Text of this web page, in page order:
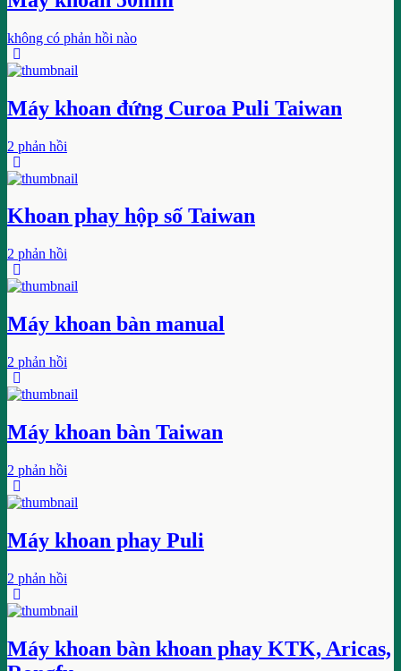
không có phản hồi nào
Máy khoan đứng Curoa Puli Taiwan
2 phản hồi
Khoan phay hộp số Taiwan
2 phản hồi
Máy khoan bàn manual
2 phản hồi
Máy khoan bàn Taiwan
2 phản hồi
Máy khoan phay Puli
2 phản hồi
Máy khoan bàn khoan phay KTK, Aricas,